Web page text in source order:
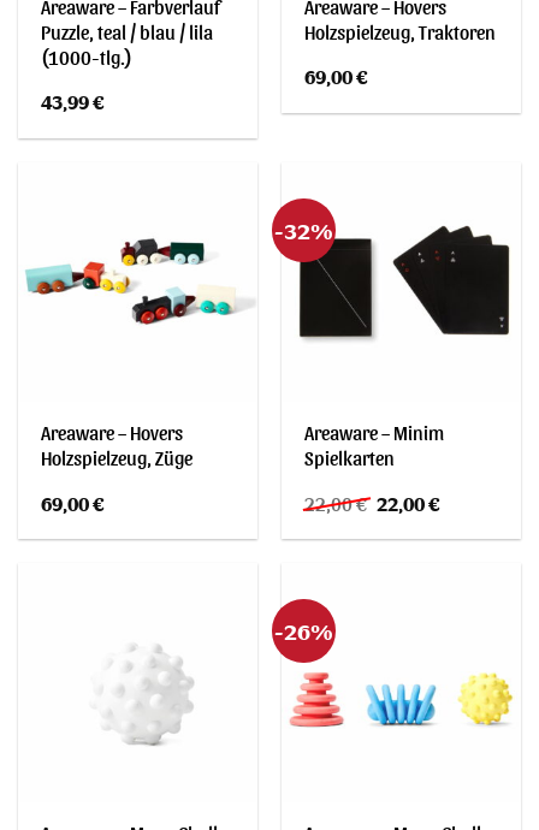
Areaware – Farbverlauf
Puzzle, teal / blau / lila
(1000-tlg.)
43,99€
Areaware – Hovers
Holzspielzeug, Traktoren
69,00€
Areaware – Hovers
Holzspielzeug, Züge
69,00€
-32%
Areaware – Minim
Spielkarten
22,00€ Ursprünglicher
Preis
war:
22,00€Aktueller
ist:
-26%